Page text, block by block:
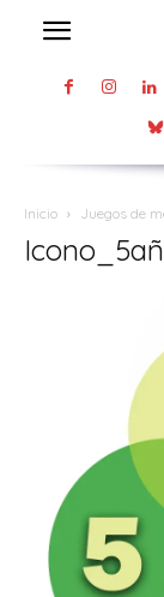
Inicio Juegos de